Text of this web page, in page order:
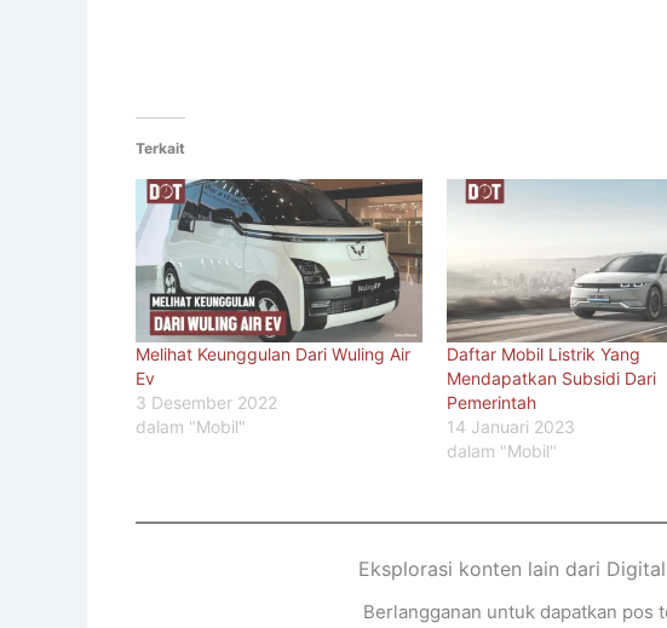
Terkait
Melihat Keunggulan Dari Wuling Air
Ev
3 Desember 2022
dalam "Mobil"
Daftar Mobil Listrik Yang
Mendapatkan Subsidi Dari
Pemerintah
14 Januari 2023
dalam "Mobil"
Eksplorasi konten lain dari
Berlangganan untuk dapatkan pos